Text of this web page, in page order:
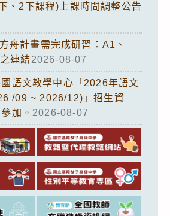
、2下課程)上課時間調整公告
舟計畫需完成研習：A1、
連結2026-08-07
語文教學中心「2026年語文
/09 ~ 2026/12)」招生資
加。 2026-08-07